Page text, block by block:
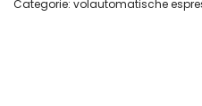
Categorie: volautomatische